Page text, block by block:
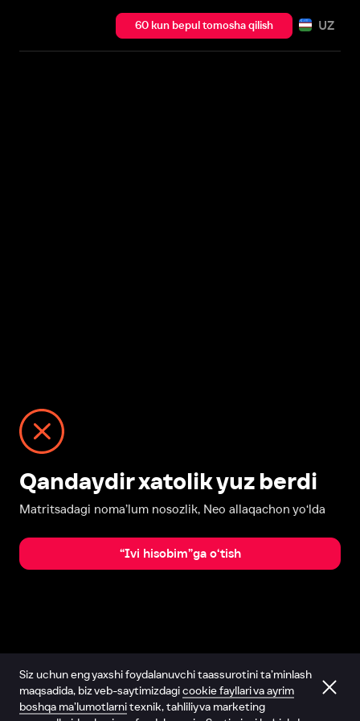
60 kun bepul tomosha qilish UZ
Qandaydir xatolik yuz berdi
Matritsadagi noma’lum nosozlik, Neo allaqachon yo‘lda
“Ivi hisobim”ga o‘tish
Siz uchun eng yaxshi foydalanuvchi taassurotini ta’minlash
maqsadida, biz veb-saytimizdagicookie fayllari va ayrim
boshqa ma’lumotlarnitexnik, tahliliy va marketing